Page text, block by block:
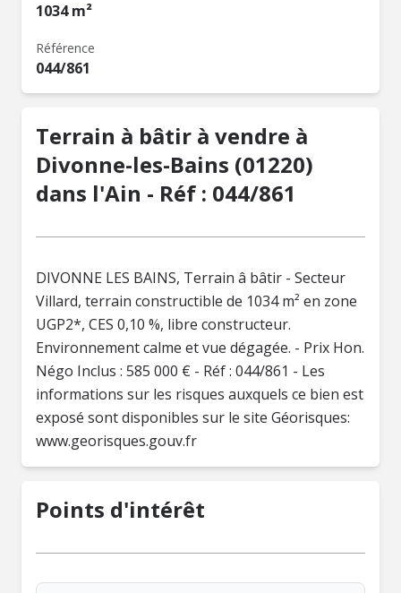
1034 m²
Référence
044/861
Terrain à bâtir à vendre à
Divonne-les-Bains (01220)
dans l'Ain - Réf : 044/861
DIVONNE LES BAINS, Terrain â bâtir - Secteur
Villard, terrain constructible de 1034 m² en zone
UGP2*, CES 0,10 %, libre constructeur.
Environnement calme et vue dégagée. - Prix Hon.
Négo Inclus : 585 000 € - Réf : 044/861 - Les
informations sur les risques auxquels ce bien est
exposé sont disponibles sur le site Géorisques:
www.georisques.gouv.fr
Points d'intérêt